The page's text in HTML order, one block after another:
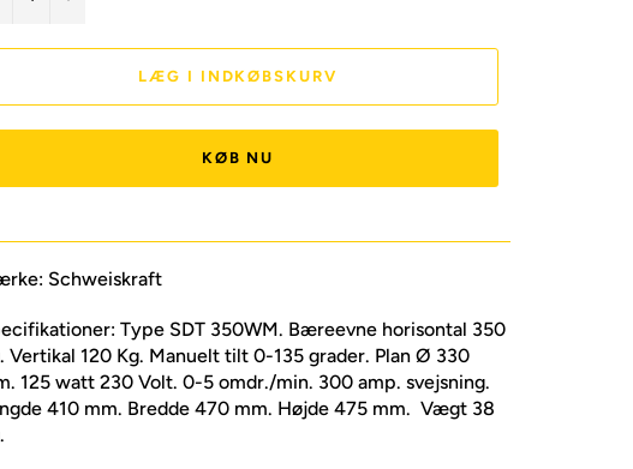
LÆG I INDKØBSKURV
KØB NU
Schweiskraft
Type SDT 350WM. Bæreevne horisontal 350
Vertikal 120 Kg. Manuelt tilt 0-135 grader. Plan Ø 330
125 watt 230 Volt. 0-5 omdr./min. 300 amp. svejsning.
410 mm. Bredde 470 mm. Højde 475 mm. Vægt 38